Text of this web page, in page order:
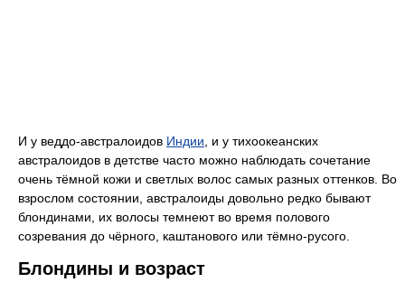
И у веддо-австралоидов Индии , и у тихоокеанских
австралоидов в детстве часто можно наблюдать сочетание
очень тёмной кожи и светлых волос самых разных оттенков. Во
взрослом состоянии, австралоиды довольно редко бывают
блондинами, их волосы темнеют во время полового
созревания до чёрного, каштанового или тёмно-русого.
Блондины и возраст